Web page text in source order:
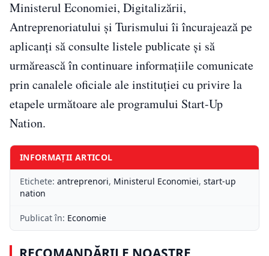
Ministerul Economiei, Digitalizării,
Antreprenoriatului și Turismului îi încurajează pe
aplicanți să consulte listele publicate și să
urmărească în continuare informațiile comunicate
prin canalele oficiale ale instituției cu privire la
etapele următoare ale programului Start-Up
Nation.
INFORMAȚII ARTICOL
Etichete: antreprenori, Ministerul Economiei, start-up
nation
Publicat în: Economie